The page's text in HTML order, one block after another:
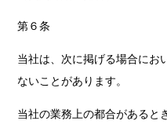
第６条
当社は、次に掲げる場合にお
ないことがあります。
当社の業務上の都合があると